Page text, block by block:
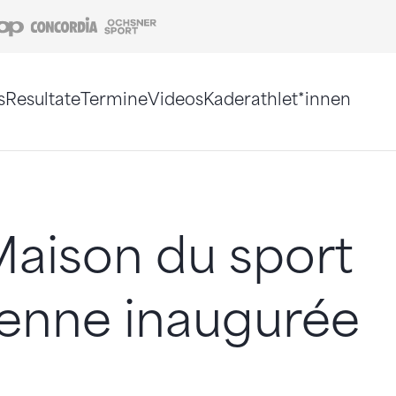
Coop Concordia
ResultateTermineVideosKaderathlet*innen
du sport
inaugurée